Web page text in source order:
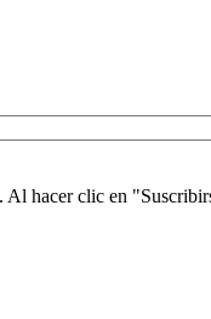
hacer clic en